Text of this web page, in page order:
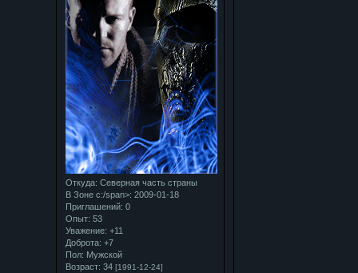
Откуда: Северная часть страны
В Зоне с:/span>: 2009-01-18
Приглашений: 0
Опыт: 53
Уважение: +11
Доброта: +7
Пол: Мужской
Возраст: 34 [1991-12-24]